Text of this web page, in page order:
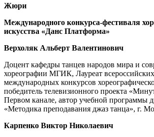
Жюри
Международного конкурса-фестиваля
искусства «Данс Платформа»
Верхоляк Альберт Валентинович
Доцент кафедры танцев народов мира и
хореографии МГИК, Лауреат
международных конкурсов
победитель телевизионного проекта
Первом канале, автор учебной программы
«Методика преподавания джаз танца», г.
Карпенко Виктор Николаевич